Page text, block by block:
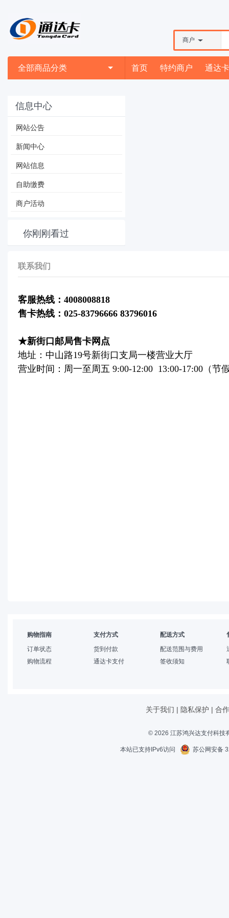
商户
全部商品分类 首页 特约商户 通达卡
信息中心
网站公告
新闻中心
网站信息
自助缴费
商户活动
你刚刚看过
联系我们
客服热线：4008008818
售卡热线：025-83796666 83796016
★新街口邮局售卡网点
地址：中山路19号新街口支局一楼营业大厅
营业时间：周一至周五 9:00-12:00 13:00-17:00（节
购物指南
订单状态
购物流程
支付方式
货到付款
通达卡支付
配送方式
配送范围与费用
签收须知
关于我们 | 隐私保护 | 合
© 2026 江苏鸿兴达支付科技
本站已支持IPv6访问 苏公网安备